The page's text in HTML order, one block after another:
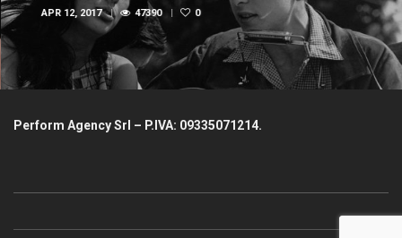
APR 12, 2017 47390 0
Perform Agency Srl – P.IVA: 09335071214.